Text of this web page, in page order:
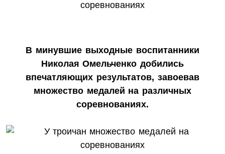
В минувшие выходные воспитанники
Николая Омельченко добились
впечатляющих результатов, завоевав
множество медалей на различных
соревнованиях.